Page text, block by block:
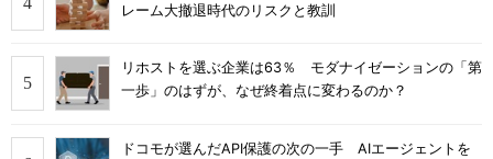
レーム大撤退時代のリスクと教訓
リホストを選ぶ企業は63％ モダナイゼーションの「第
一歩」のはずが、なぜ終着点に変わるのか？
ドコモが選んだAPI保護の次の一手 AIエージェントを